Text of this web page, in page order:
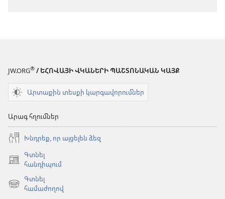
JW.ORG® / ԵՀՈՎԱՅԻ ՎԿԱՆԵՐԻ ՊԱՇՏՈՆԱԿԱՆ ԿԱՅՔ
Արտաքին տեսքի կարգավորումներ
Արագ հղումներ
Խնդրեք, որ այցելեն ձեզ
Գտնել
հանդիպում
(բացվում
նոր
պատուհան)
Գտնել
համաժողով
(բացվում